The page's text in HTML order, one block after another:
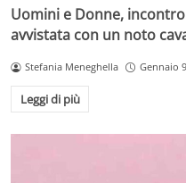
Uomini e Donne,
avvistata con un noto
Stefania Meneghella Gennaio
Leggi di più